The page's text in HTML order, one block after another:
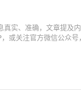
真实、准确，文章提及
，或关注官方微信公众